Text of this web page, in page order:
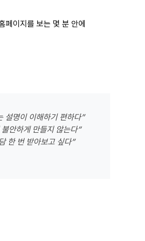
페이지를 보는 몇 분 안에
설명이 이해하기 편하다”
불안하게 만들지 않는다”
한 번 받아보고 싶다”